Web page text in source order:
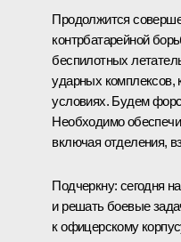
Продолжится
контрбатарейной
беспилотных
ударных комплексов,
условиях. Будем
Необходимо
включая отделения,
Подчеркну: сегодня
и решать боевые
к офицерскому